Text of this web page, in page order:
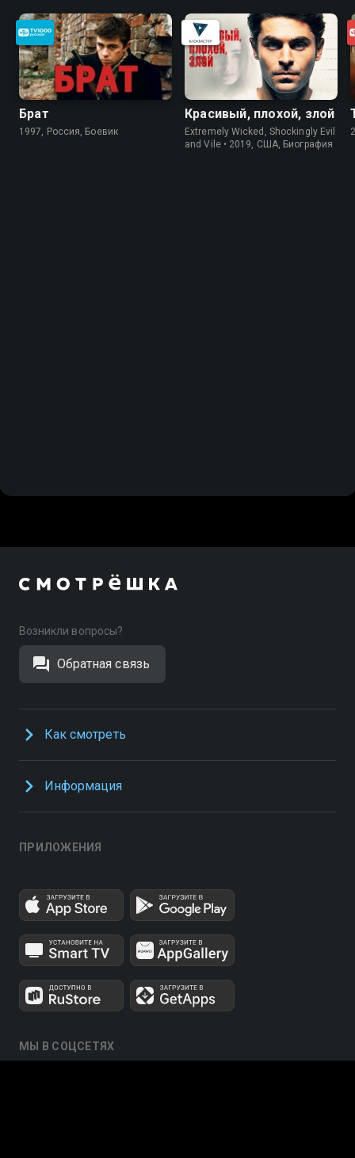
Брат
1997, Россия, Боевик
Красивый, плохой, злой
Extremely Wicked, Shockingly Evil
and Vile • 2019, США, Биография
Возникли вопросы?
Обратная связь
Как смотреть
Информация
ПРИЛОЖЕНИЯ
МЫ В СОЦСЕТЯХ